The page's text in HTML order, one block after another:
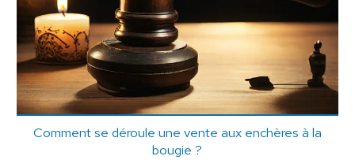
Comment se déroule une vente aux enchères à la
bougie ?